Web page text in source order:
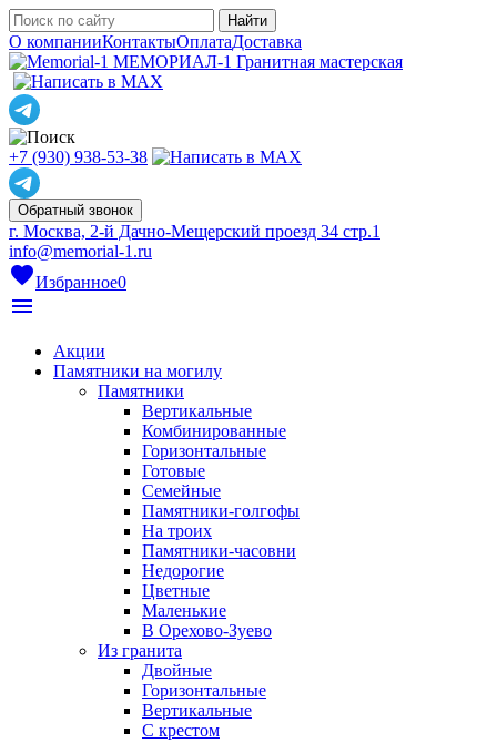
О компанииКонтактыОплатаДоставка
МЕМОРИАЛ-1 Гранитная мастерская
+7 (930) 938-53-38
Обратный звонок
г. Москва, 2-й Дачно-Мещерский проезд 34 стр.1
info@memorial-1.ru
favoriteИзбранное0
menu
Акции
Памятники на могилу
Памятники
Вертикальные
Комбинированные
Горизонтальные
Готовые
Семейные
Памятники-голгофы
На троих
Памятники-часовни
Недорогие
Цветные
Маленькие
В Орехово-Зуево
Из гранита
Двойные
Горизонтальные
Вертикальные
С крестом